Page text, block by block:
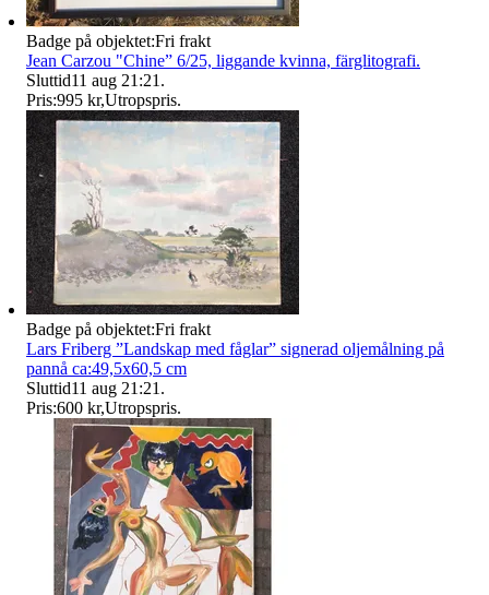
Badge på objektet:Fri frakt
Jean Carzou "Chine” 6/25, liggande kvinna, färglitografi.
Sluttid11 aug 21:21 .
Pris:995 kr,Utropspris.
Badge på objektet:Fri frakt
Lars Friberg ”Landskap med fåglar” signerad oljemålning på
pannå ca:49,5x60,5 cm
Sluttid11 aug 21:21 .
Pris:600 kr,Utropspris.